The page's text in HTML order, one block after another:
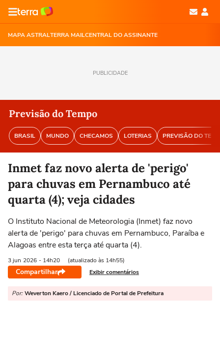
MAPA ASTRALTERRA MAILCENTRAL DO ASSINANTE
PUBLICIDADE
Previsão do Tempo
BRASIL MUNDO CHECAMOS LOTERIAS PREVISÃO DO
Inmet faz novo alerta de 'perigo'
para chuvas em Pernambuco até
quarta (4); veja cidades
O Instituto Nacional de Meteorologia (Inmet) faz novo
alerta de 'perigo' para chuvas em Pernambuco, Paraíba e
Alagoas entre esta terça até quarta (4).
3 jun 2026 - 14h20 (atualizado às 14h55)
Compartilhar Exibir comentários
Por: Weverton Kaero / Licenciado de Portal de Prefeitura